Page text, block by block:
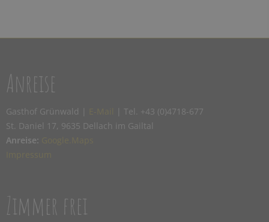
Anreise
Gasthof Grünwald |
| Tel. +43 (0)4718-677
St. Daniel 17, 9635 Dellach im Gailtal
Anreise:
Zimmer frei